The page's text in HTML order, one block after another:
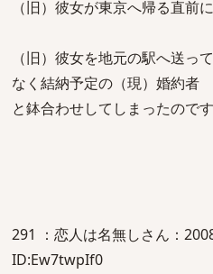
（旧）彼女が東京へ帰る直前
（旧）彼女を地元の駅へ送っ
なく結納予定の（現）婚約者
と鉢合わせしてしまったのです
291 ：恋人は名無しさん：
ID:Ew7twpIf0